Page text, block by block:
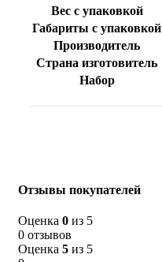
Вес с упаковкой
Габариты с упаковкой
Производитель
Страна изготовитель
Набор
Отзывы покупателей
Оценка 0 из 5
0 отзывов
Оценка 5 из 5